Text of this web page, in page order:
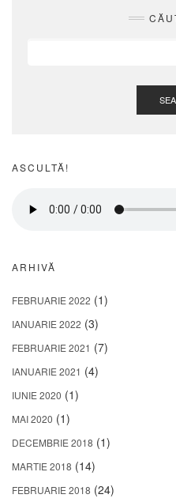
ASCULTĂ!
ARHIVĂ
FEBRUARIE 2022 (1)
IANUARIE 2022 (3)
FEBRUARIE 2021 (7)
IANUARIE 2021 (4)
IUNIE 2020 (1)
MAI 2020 (1)
DECEMBRIE 2018 (1)
MARTIE 2018 (14)
FEBRUARIE 2018 (24)